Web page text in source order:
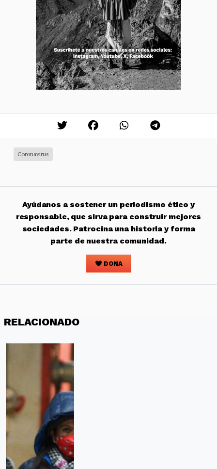
Coronavirus
Ayúdanos a sostener un periodismo ético y
responsable, que sirva para construir mejores
sociedades. Patrocina una historia y forma
parte de nuestra comunidad.
DONA
RELACIONADO